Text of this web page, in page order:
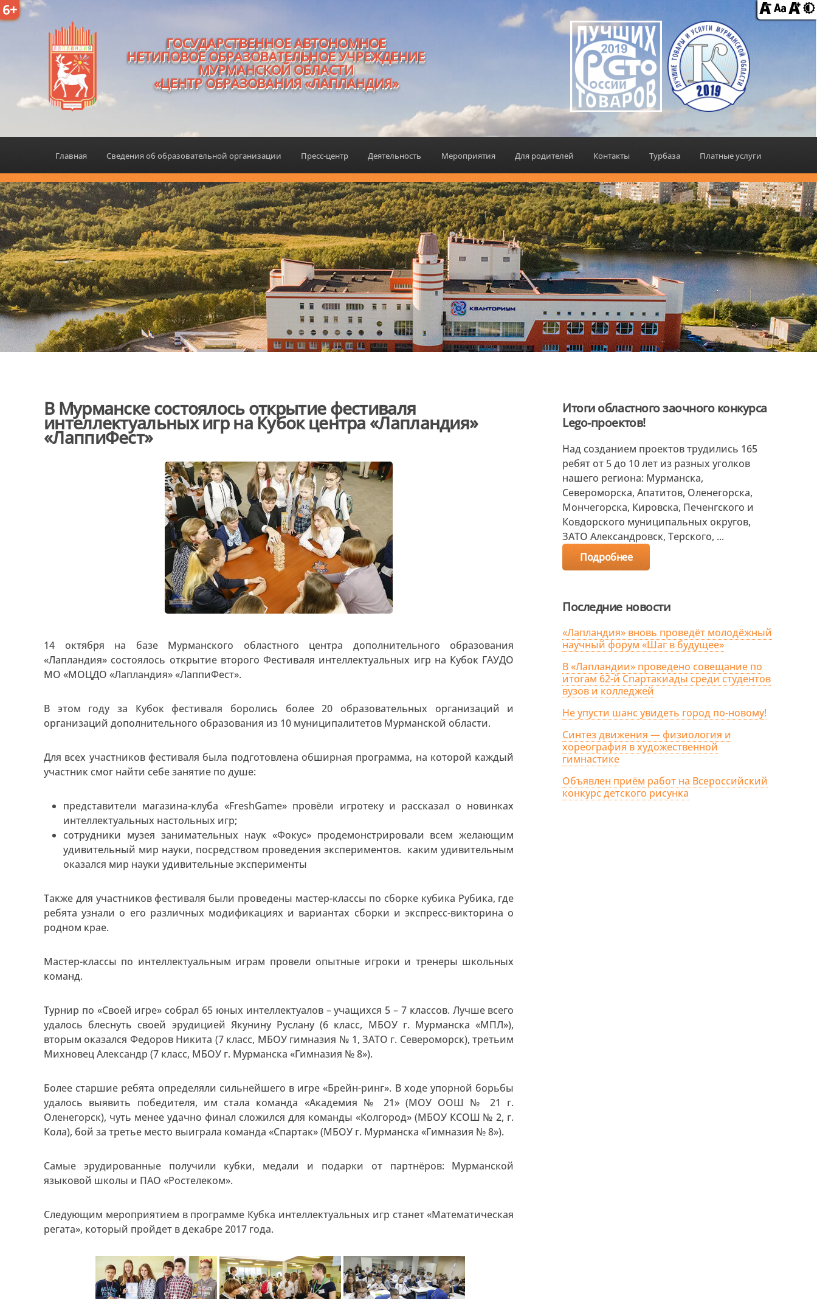
6+
ГОСУДАРСТВЕННОЕ АВТОНОМНОЕ
НЕТИПОВОЕ ОБРАЗОВАТЕЛЬНОЕ УЧРЕЖДЕНИЕ
МУРМАНСКОЙ ОБЛАСТИ
«ЦЕНТР ОБРАЗОВАНИЯ «ЛАПЛАНДИЯ»
Главная Сведения об образовательной организации Пресс-центр Деятельность Мероприятия Для родителей Контакты Турбаза Платные услуги
В Мурманске состоялось открытие фестиваля
интеллектуальных игр на Кубок центра «Лапландия»
«ЛаппиФест»
14 октября на базе Мурманского областного центра дополнительного образования
«Лапландия» состоялось открытие второго Фестиваля интеллектуальных игр на Кубок ГАУДО
МО «МОЦДО «Лапландия» «ЛаппиФест».
В этом году за Кубок фестиваля боролись более 20 образовательных организаций и
организаций дополнительного образования из 10 муниципалитетов Мурманской области.
Для всех участников фестиваля была подготовлена обширная программа, на которой каждый
участник смог найти себе занятие по душе:
представители магазина-клуба «FreshGame» провёли игротеку и рассказал о новинках
интеллектуальных настольных игр;
сотрудники музея занимательных наук «Фокус» продемонстрировали всем желающим
удивительный мир науки, посредством проведения экспериментов. каким удивительным
оказался мир науки удивительные эксперименты
Также для участников фестиваля были проведены мастер-классы по сборке кубика Рубика, где
ребята узнали о его различных модификациях и вариантах сборки и экспресс-викторина о
родном крае.
Мастер-классы по интеллектуальным играм провели опытные игроки и тренеры школьных
команд.
Турнир по «Своей игре» собрал 65 юных интеллектуалов – учащихся 5 – 7 классов. Лучше всего
удалось блеснуть своей эрудицией Якунину Руслану (6 класс, МБОУ г. Мурманска «МПЛ»),
вторым оказался Федоров Никита (7 класс, МБОУ гимназия № 1, ЗАТО г. Североморск), третьим
Михновец Александр (7 класс, МБОУ г. Мурманска «Гимназия № 8»).
Более старшие ребята определяли сильнейшего в игре «Брейн-ринг». В ходе упорной борьбы
удалось выявить победителя, им стала команда «Академия № 21» (МОУ ООШ № 21 г.
Оленегорск), чуть менее удачно финал сложился для команды «Колгород» (МБОУ КСОШ № 2, г.
Кола), бой за третье место выиграла команда «Спартак» (МБОУ г. Мурманска «Гимназия № 8»).
Самые эрудированные получили кубки, медали и подарки от партнёров: Мурманской
языковой школы и ПАО «Ростелеком».
Следующим мероприятием в программе Кубка интеллектуальных игр станет «Математическая
регата», который пройдет в декабре 2017 года.
Итоги областного заочного конкурса
Lego-проектов!
Над созданием проектов трудились 165
ребят от 5 до 10 лет из разных уголков
нашего региона: Мурманска,
Североморска, Апатитов, Оленегорска,
Мончегорска, Кировска, Печенгского и
Ковдорского муниципальных округов,
ЗАТО Александровск, Терского, ...
Подробнее
Последние новости
«Лапландия» вновь проведёт молодёжный
научный форум «Шаг в будущее»
В «Лапландии» проведено совещание по
итогам 62-й Спартакиады среди студентов
вузов и колледжей
Не упусти шанс увидеть город по-новому!
Синтез движения — физиология и
хореография в художественной
гимнастике
Объявлен приём работ на Всероссийский
конкурс детского рисунка